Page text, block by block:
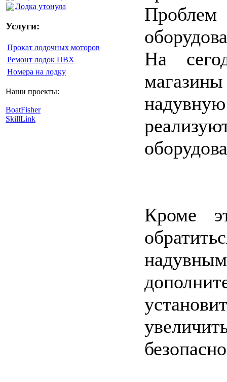
Лодка утонула
Услуги:
Прокат лодочных моторов
Ремонт лодок ПВХ
Номера на лодку
Наши проекты:
BoatFisher
SkillLink
Проблем
На
Кроме